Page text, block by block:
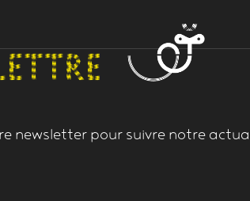
newsletter pour suivre notre